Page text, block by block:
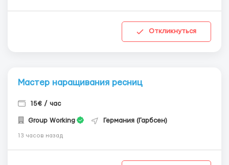
Откликнуться
Мастер наращивания ресниц
15€ / час
Group Working Германия (Гарбсен)
13 часов назад